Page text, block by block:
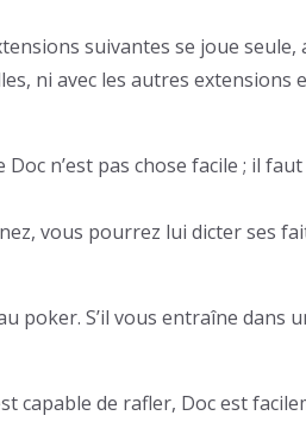
suivantes se joue seule,
ni avec les autres extensions
n’est pas chose facile ; il
vous pourrez lui dicter ses
poker. S’il vous entraîne
capable de rafler, Doc est